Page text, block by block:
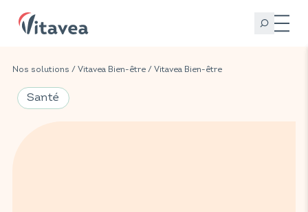
Nos solutions / Vitavea Bien-être / Vitavea Bien-être
Santé